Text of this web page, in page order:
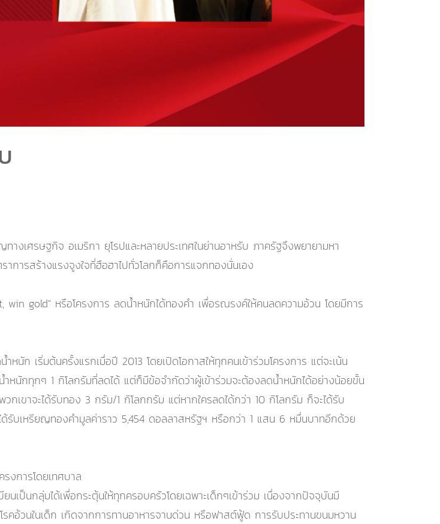
างเศรษฐกิจ อเมริกา ยุโรปและหลายประเทศในย่านอาหรับ ภาครัฐจึงพยายามหา
การสร้างแรงจูงใจที่ฮือฮาไปทั่วโลกก็คือการแจกทองนั่นเอง
win gold" หรือโครงการ ลดน้ำหนักได้ทองคำ เพื่อรณรงค์ให้คนลดความอ้วน โดยมีการ
นัก เริ่มต้นครั้งแรกเมื่อปี 2013 โดยเปิดโอกาสให้ทุกคนเข้าร่วมโครงการ แต่จะเน้น
หนักทุกๆ 1 กิโลกรัมที่ลดได้ แต่ก็มีข้อจำกัดว่าผู้เข้าร่วมจะต้องลดน้ำหนักได้อย่างน้อยขั้น
เขาจะได้รับทอง 3 กรัม/1 กิโลกกรัม แต่หากใครลดได้กว่า 10 กิโลกรัม ก็จะได้รับ
รับเหรียญทองคำมูลค่าราว 5,454 ดอลลาสหรัฐฯ หรือกว่า 1 แสน 6 หมื่นบาทอีกด้วย
งการโดยเทศบาล
ป็นกลุ่มได้เพื่อกระตุ้นให้ทุกครอบครัวโดยเฉพาะเด็กๆเข้าร่วม เนื่องจากปัจจุบันมี
คอ้วนในเด็ก เกิดจากการทานอาหารจานด่วน หรือฟาสต์ฟู้ด การรับประทานขนมหวาน